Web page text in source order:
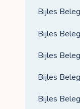
Bijles
Bijles
Bijles
Bijles
Bijles